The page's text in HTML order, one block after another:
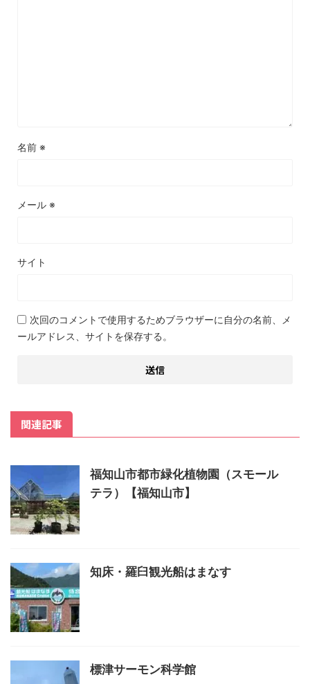
名前 ※
メール ※
サイト
次回のコメントで使用するためブラウザーに自分の名前、メ
ールアドレス、サイトを保存する。
関連記事
福知山市都市緑化植物園（スモール
テラ）【福知山市】
知床・羅臼観光船はまなす
標津サーモン科学館